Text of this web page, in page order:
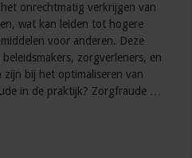
onrechtmatig verkrijgen van
wat kan leiden tot hogere
voor anderen. Deze
zorgverleners, en
bij het optimaliseren van
in de praktijk? Zorgfraude …